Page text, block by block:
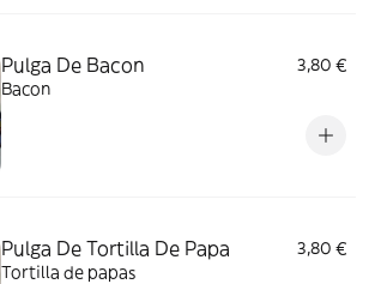
Pulga De Bacon
3,80 €
Bacon
Pulga De Tortilla De Papa
3,80 €
Tortilla de papas